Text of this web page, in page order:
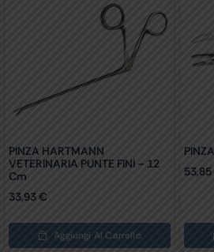
PINZA HARTMANN
VETERINARIA PUNTE FINI – 12
Cm
33,93€
Aggiungi Al Carrello
53,85